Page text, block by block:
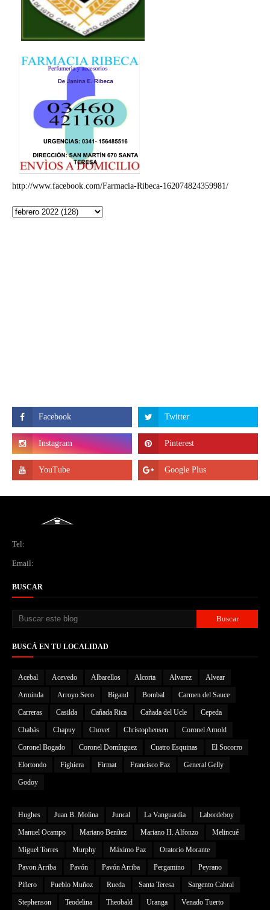
http://www.facebook.com/Farmacia-Ribeca-162074824359981/
Tel:
Email:
BUSCAR
BUSCÁ EN TU LOCALIDAD
Acebal Acevedo Albarellos Alcorta Alvarez Alvear
Arminda Arroyo Seco Bigand Bombal Carmen del Sauce
Carreras Casilda Cañada Rica Cañada del Ucle Cepeda
Chabás Chapuy Chovet Christophensen Coronel Arnold
Coronel Bogado Coronel Domínguez Cuatro Esquinas El Socorro
Elortondo Fighiera Firmat Francisco Paz General Gelly
Godoy
Hughes Juan B. Molina Juncal La Vanguardia Labordeboy
Manuel Ocampo Mariano Benítez Mariano H. Alfonzo Melincué
Miguel Torres Murphy Máximo Paz Oratorio Morante
Pavon Arriba Pavón Pavón Arriba Pergamino Peyrano
Piñero Pueblo Muñoz Rueda Santa Teresa Sargento Cabral
Stephenson Teodelina Theobald Uranga Venado Tuerto